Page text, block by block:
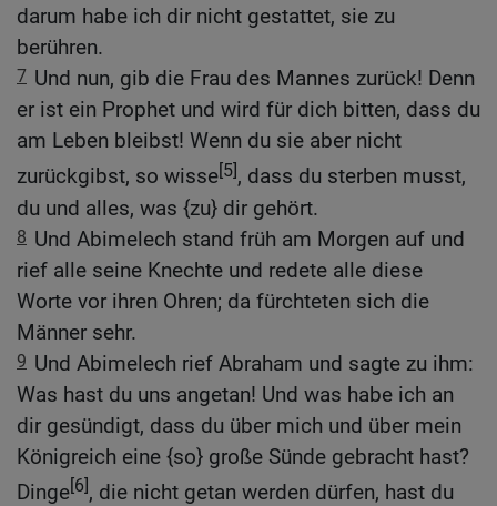
darum habe ich dir nicht gestattet, sie zu
berühren.
7 Und nun, gib die Frau des Mannes zurück! Denn
er ist ein Prophet und wird für dich bitten, dass du
am Leben bleibst! Wenn du sie aber nicht
zurückgibst, so wisse[5], dass du sterben musst,
du und alles, was {zu} dir gehört.
8 Und Abimelech stand früh am Morgen auf und
rief alle seine Knechte und redete alle diese
Worte vor ihren Ohren; da fürchteten sich die
Männer sehr.
9 Und Abimelech rief Abraham und sagte zu ihm:
Was hast du uns angetan! Und was habe ich an
dir gesündigt, dass du über mich und über mein
Königreich eine {so} große Sünde gebracht hast?
Dinge[6], die nicht getan werden dürfen, hast du